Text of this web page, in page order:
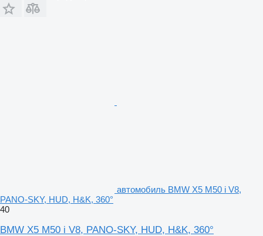
автомобиль BMW X5 M50 i V8,
PANO-SKY, HUD, H&K, 360°
40
BMW X5 M50 i V8, PANO-SKY, HUD, H&K, 360°